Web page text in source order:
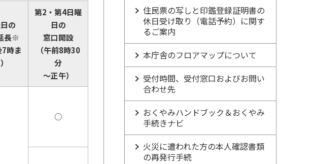
の
長※
7時ま
第2・第4日曜
日の
窓口開設
（午前8時30
分
～正午）
○
住民票の写しと印鑑登録証明書の
休日受け取り（電話予約）に関す
るご案内
本庁舎のフロアマップについて
受付時間、受付窓口およびお問い
合わせ先
おくやみハンドブック＆おくやみ
手続きナビ
火災に遭われた方の本人確認書類
の再発行手続